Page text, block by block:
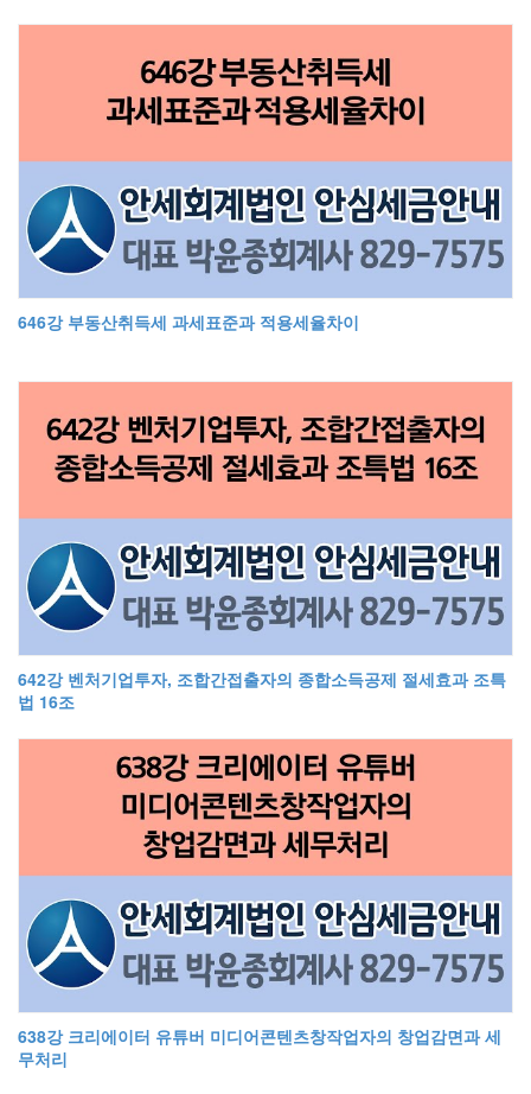
646강 부동산취득세 과세표준과 적용세율차이
642강 벤처기업투자, 조합간접출자의 종합소득공제 절세효과 조특
법 16조
638강 크리에이터 유튜버 미디어콘텐츠창작업자의 창업감면과 세
무처리